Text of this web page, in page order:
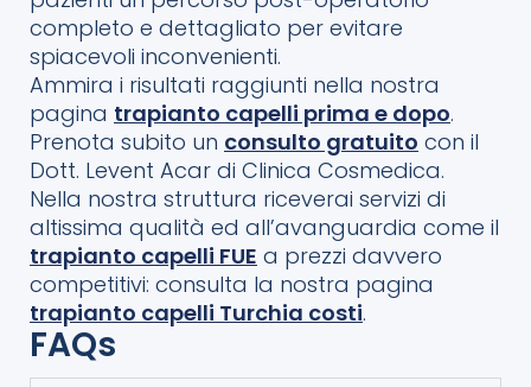
completo e dettagliato per evitare
spiacevoli inconvenienti.
Ammira i risultati raggiunti nella nostra
pagina trapianto capelli prima e dopo.
Prenota subito un consulto gratuito con il
Dott. Levent Acar di Clinica Cosmedica.
Nella nostra struttura riceverai servizi di
altissima qualità ed all’avanguardia come il
trapianto capelli FUE a prezzi davvero
competitivi: consulta la nostra pagina
trapianto capelli Turchia costi.
FAQs